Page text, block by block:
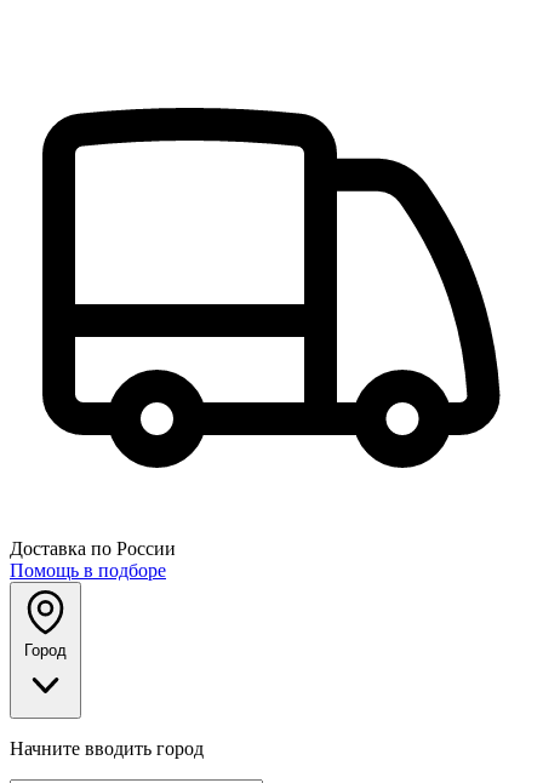
Доставка по России
Помощь в подборе
Город
Начните вводить город